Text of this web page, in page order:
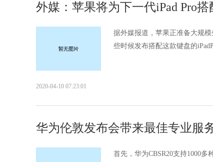
外媒：苹果将为下一代iPad Pro
据外媒报道，苹果正准备大规
些时候发布搭配这款键盘的
2020-04-10 07:23:01
华为伦敦发布会带来最佳专业服
首先，华为CBSR20支持1000